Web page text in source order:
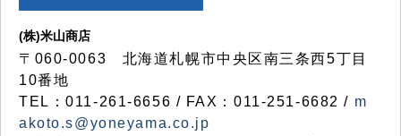
(株)米山商店
〒060-0063 北海道札幌市中央区南三条西5丁目
10番地
TEL：011-261-6656 / FAX：011-251-6682 / m
akoto.s@yoneyama.co.jp